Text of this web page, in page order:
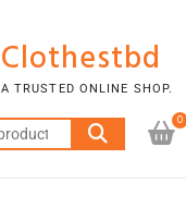
Clothestbd
A TRUSTED ONLINE SHOP.
Search
for:
0